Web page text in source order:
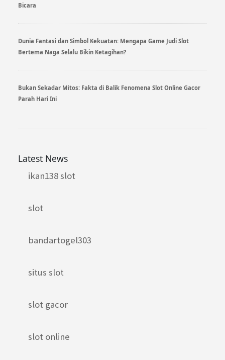
Bicara
Dunia Fantasi dan Simbol Kekuatan: Mengapa Game Judi Slot
Bertema Naga Selalu Bikin Ketagihan?
Bukan Sekadar Mitos: Fakta di Balik Fenomena Slot Online Gacor
Parah Hari Ini
Latest News
ikan138 slot
slot
bandartogel303
situs slot
slot gacor
slot online